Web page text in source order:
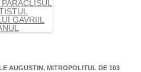
AUGUSTIN, MITROPOLITUL DE 103